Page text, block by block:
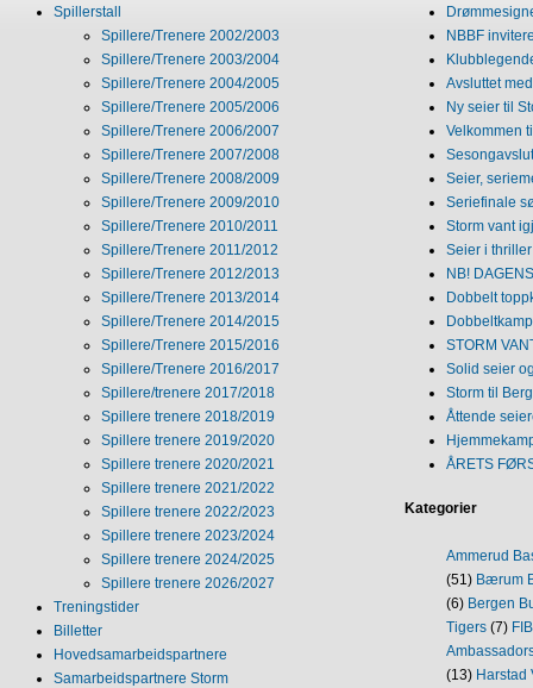
Spillerstall
Spillere/Trenere 2002/2003
Spillere/Trenere 2003/2004
Spillere/Trenere 2004/2005
Spillere/Trenere 2005/2006
Spillere/Trenere 2006/2007
Spillere/Trenere 2007/2008
Spillere/Trenere 2008/2009
Spillere/Trenere 2009/2010
Spillere/Trenere 2010/2011
Spillere/Trenere 2011/2012
Spillere/Trenere 2012/2013
Spillere/Trenere 2013/2014
Spillere/Trenere 2014/2015
Spillere/Trenere 2015/2016
Spillere/Trenere 2016/2017
Spillere/trenere 2017/2018
Spillere trenere 2018/2019
Spillere trenere 2019/2020
Spillere trenere 2020/2021
Spillere trenere 2021/2022
Spillere trenere 2022/2023
Spillere trenere 2023/2024
Spillere trenere 2024/2025
Spillere trenere 2026/2027
Treningstider
Billetter
Hovedsamarbeidspartnere
Samarbeidspartnere Storm
NBBF
Avsluttet
Ny seier til
Velkommen
Seier,
Seriefinale
Storm vant
Seier i
NB!
Dobbelt
STORM
Solid seier
Storm til
Åttende
ÅRETS
Kategorier
Ammerud
(51) Bærum
(6) Bergen
Tigers (7)
(13) Harstad